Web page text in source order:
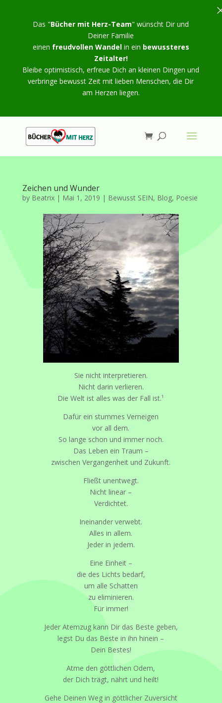
Zeichen und Wunder
by Beatrix| Mai 1, 2019 | Bewusst SEIN, Blog, Poesie
Sie nicht interpretieren.
Nicht darin verlieren.
Die Welt ist alles was der Fall ist.¹
Dafür ein stummes Verneigen
vor all dem.
So lange schon und immer noch.
Das Leben ein Traum –
zwischen Vergangenheit und Zukunft.
Fließt unentwegt.
Nicht linear –
Verdichtet.
Ineinander verwebt.
Alles in allem.
Jeder in jedem.
Eine Einheit –
die des Lichts bedarf,
um alle Schatten
zu eliminieren.
Für immer!
Jeder Atemzug kann Dir das Beste geben,
legst Du das Beste in ihn hinein –
Dein Bestes!
Atme den göttlichen Odem,
der Dich trägt, nährt und heilt!
Gehe Deinen Weg in göttlicher Zuversicht
Das "Bücher mit Herz-Team" wünscht Dir und
Deiner Familie
einen freudvollen Wandelin ein bewussteres
Zeitalter!
Bleibe optimistisch, erfreue Dich an kleinen Dingen und
verbringe bewusst Zeit mit lieben Menschen, die Dir
am Herzen liegen.